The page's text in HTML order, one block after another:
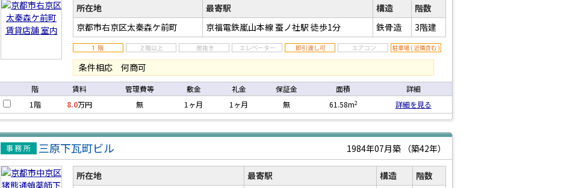
所在地 最寄駅 構造
階数
京都市右京区太秦森ケ前町
京福電鉄嵐山本線 蚕ノ社駅 徒歩1分 鉄骨造 3階建
条件相応 何商可
階 賃料 管理費等 敷金 礼金 保証金 面積
詳細
1階
8.0万円 無 1ヶ月 1ヶ月 無 61.58m2 詳細を見る
賃貸事務
所
三原下瓦町ビル 1984年07月築 （築42年）
所在地 最寄駅 構造
階数